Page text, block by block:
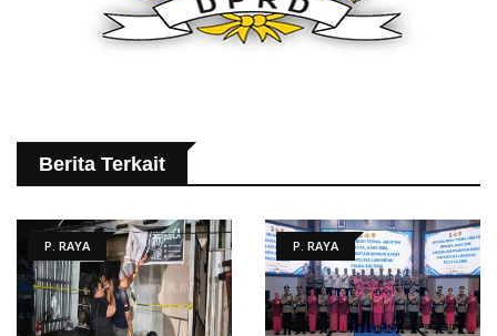
Berita Terkait
P. RAYA P. RAYA